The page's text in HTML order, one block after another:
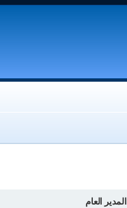
المدير العام